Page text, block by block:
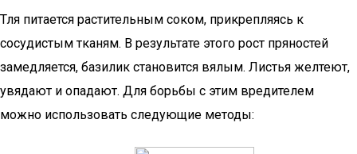
Тля питается растительным соком, прикрепляясь к
сосудистым тканям. В результате этого рост пряностей
замедляется, базилик становится вялым. Листья желтеют,
увядают и опадают. Для борьбы с этим вредителем
можно использовать следующие методы: